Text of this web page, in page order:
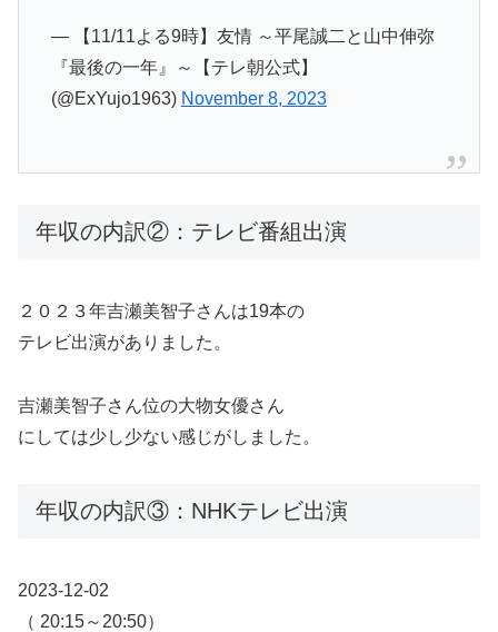
— 【11/11よる9時】友情 ～平尾誠二と山中伸弥
『最後の一年』～【テレ朝公式】
(@ExYujo1963) November 8, 2023
年収の内訳②：テレビ番組出演
２０２３年吉瀬美智子さんは19本の
テレビ出演がありました。
吉瀬美智子さん位の大物女優さん
にしては少し少ない感じがしました。
年収の内訳③：NHKテレビ出演
2023-12-02
（ 20:15～20:50）